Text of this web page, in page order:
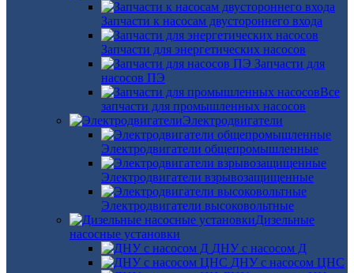
Запчасти к насосам двустороннего входа
Запчасти для энергетических насосов
Запчасти для
насосов ПЭ
Все
запчасти для промышленных насосов
Электродвигатели
Электродвигатели общепромышленные
Электродвигатели взрывозащищенные
Электродвигатели высоковольтные
Дизельные
насосные установки
ДНУ с насосом Д
ДНУ с насосом ЦНС